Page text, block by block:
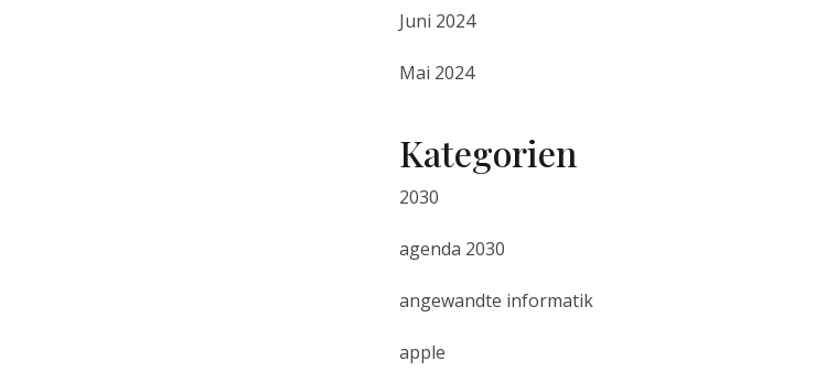
Juni 2024
Mai 2024
Kategorien
2030
agenda 2030
angewandte informatik
apple